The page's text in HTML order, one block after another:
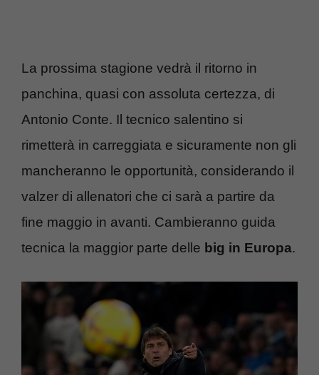
La prossima stagione vedrà il ritorno in
panchina, quasi con assoluta certezza, di
Antonio Conte. Il tecnico salentino si
rimetterà in carreggiata e sicuramente non gli
mancheranno le opportunità, considerando il
valzer di allenatori che ci sarà a partire da
fine maggio in avanti. Cambieranno guida
tecnica la maggior parte delle big in Europa.